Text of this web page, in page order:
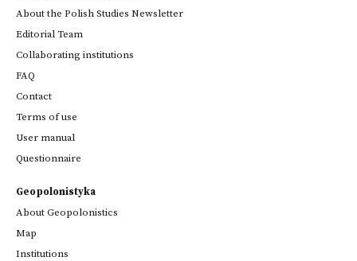
About the Polish Studies Newsletter
Editorial Team
Collaborating institutions
FAQ
Contact
Terms of use
User manual
Questionnaire
Geopolonistyka
About Geopolonistics
Map
Institutions